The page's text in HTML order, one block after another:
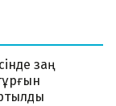
заң